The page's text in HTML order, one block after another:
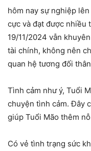
hôm nay sự nghiệp
cực và đạt được nhiều
19/11/2024 vẫn
tài chính, không nên
quan hệ tương đối
Tình cảm như ý, Tuổi
chuyện tình cảm. Đây
giúp Tuổi Mão thêm
Có vẻ tình trạng sức